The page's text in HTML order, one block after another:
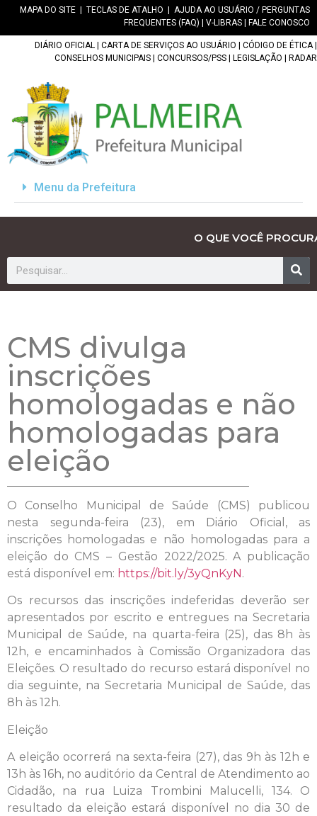
MAPA DO SITE TECLAS DE ATALHO
AJUDA AO USUÁRIO / PERGUNTAS
FREQUENTES (FAQ)
V-LIBRAS FALE CONOSCO
DIÁRIO OFICIAL CARTA DE SERVIÇOS AO USUÁRIO CÓDIGO DE ÉTICA|
CONSELHOS MUNICIPAIS
CONCURSOS/PSS LEGISLAÇÃO RADAR
Menu da Prefeitura
O QUE VOCÊ
CMS divulga
inscrições
homologadas e não
homologadas para
eleição
O Conselho Municipal de Saúde (CMS) publicou
nesta segunda-feira (23), em Diário Oficial, as
inscrições homologadas e não homologadas para a
eleição do CMS – Gestão 2022/2025. A publicação
está disponível em: https://bit.ly/3yQnKyN.
Os recursos das inscrições indeferidas deverão ser
apresentados por escrito e entregues na Secretaria
Municipal de Saúde, na quarta-feira (25), das 8h às
12h, e encaminhados à Comissão Organizadora das
Eleições. O resultado do recurso estará disponível no
dia seguinte, na Secretaria Municipal de Saúde, das
8h às 12h.
Eleição
A eleição ocorrerá na sexta-feira (27), das 9h às 12h e
13h às 16h, no auditório da Central de Atendimento ao
Cidadão, na rua Luiza Trombini Malucelli, 134. O
resultado da eleição estará disponível no dia 30 de